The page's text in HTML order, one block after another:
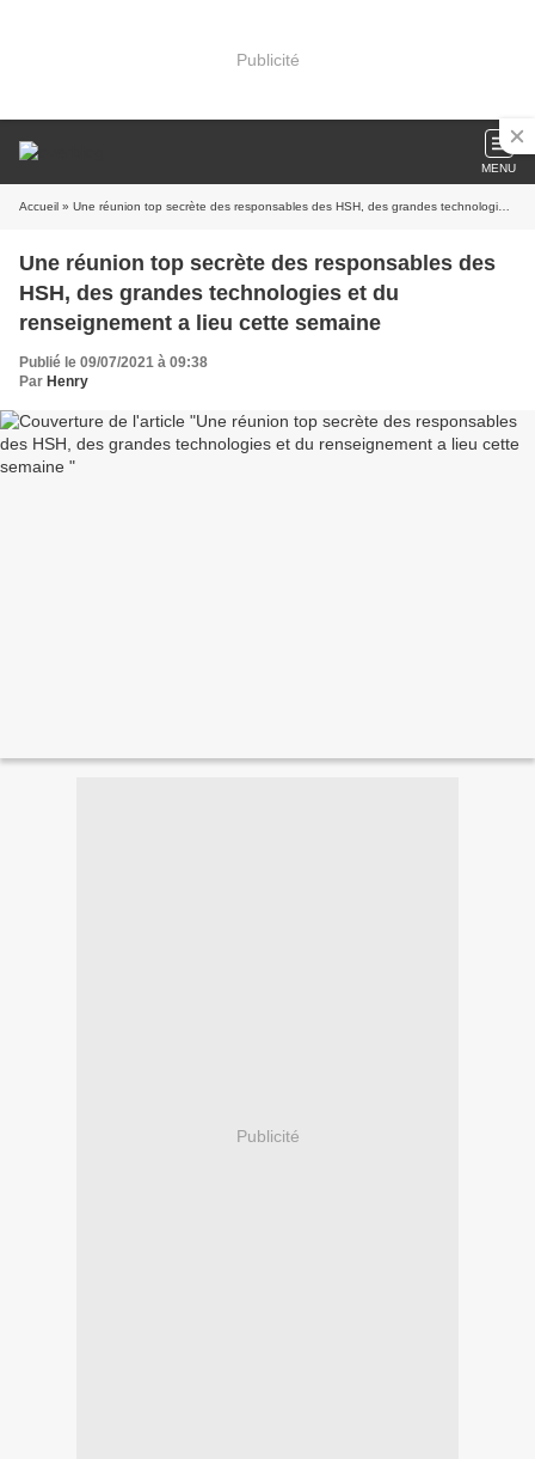
Publicité
MENU
Accueil » Une réunion top secrète des responsables des HSH, des grandes technologies et du renseignement a lieu cette semaine
Une réunion top secrète des responsables des
HSH, des grandes technologies et du
renseignement a lieu cette semaine
Publié le 09/07/2021 à 09:38
Par Henry
Publicité